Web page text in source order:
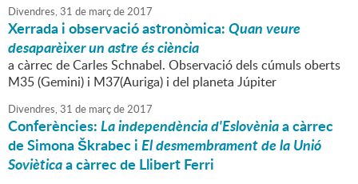
Divendres,31 de marçde2017
Xerrada i observació astronòmica:Quan veure
desaparèixer un astre és ciència
a càrrec de Carles Schnabel. Observació dels cúmuls oberts
M35 (Gemini) i M37(Auriga) i del planeta Júpiter
Divendres,31 de marçde2017
Conferències:La independència d'Eslovèniaa càrrec
de Simona Škrabec iEl desmembrament de la Unió
Sovièticaa càrrec de Llibert Ferri